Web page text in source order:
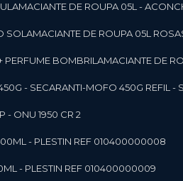
AMACIANTE DE ROUPA 05L -
SOL AMACIANTE DE ROUPA 05L
PERFUME BOMBRIL AMACIANTE DE
- SECAR ANTI-MOFO 450G REFIL -
- ONU 1950 CR 2
- PLESTIN REF 010400000008
- PLESTIN REF 010400000009